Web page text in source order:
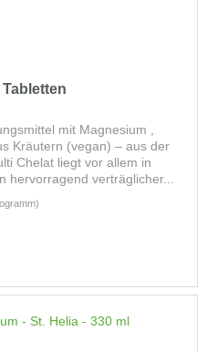
Tabletten
mit Magnesium ,
Kräutern (vegan) – aus der
Chelat liegt vor allem in
hervorragend verträglicher...